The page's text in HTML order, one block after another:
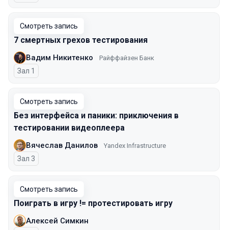
Смотреть запись
7 смертных грехов тестирования
Вадим Никитенко Райффайзен Банк
Зал 1
Смотреть запись
Без интерфейса и паники: приключения в
тестировании видеоплеера
Вячеслав Данилов Yandex Infrastructure
Зал 3
Смотреть запись
Поиграть в игру != протестировать игру
Алексей Симкин